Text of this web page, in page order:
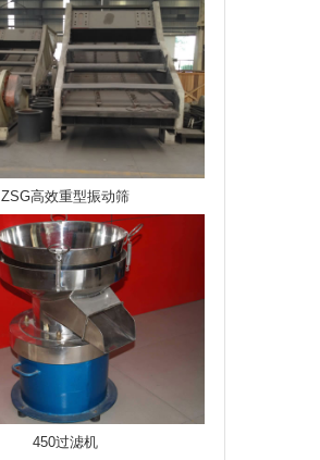
ZSG高效重型振动筛
450过滤机